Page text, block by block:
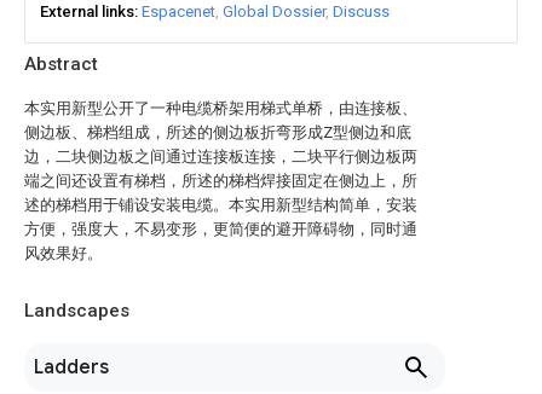
Abstract
本实用新型公开了一种电缆桥架用梯式单桥，由连接板、
侧边板、梯档组成，所述的侧边板折弯形成Z型侧边和底
边，二块侧边板之间通过连接板连接，二块平行侧边板两
端之间还设置有梯档，所述的梯档焊接固定在侧边上，所
述的梯档用于铺设安装电缆。本实用新型结构简单，安装
方便，强度大，不易变形，更简便的避开障碍物，同时通
风效果好。
Landscapes
Ladders
External links Espacenet Global Dossier Discuss